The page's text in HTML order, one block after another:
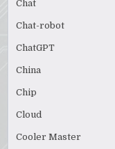
Chat
Chat-robot
ChatGPT
China
Chip
Cloud
Cooler Master